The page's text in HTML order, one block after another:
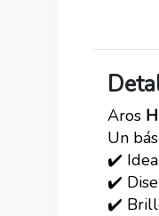
Aros
Un
✔️
✔️
✔️